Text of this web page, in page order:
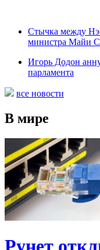
Cтычка между
министра Майи
Игорь Додон
парламента
все новости
В мире